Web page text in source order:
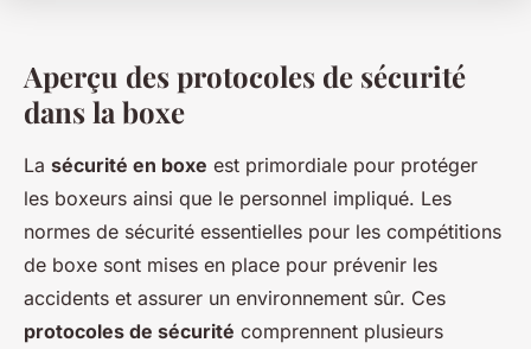
Aperçu des protocoles de sécurité
dans la boxe
La sécurité en boxe est primordiale pour protéger
les boxeurs ainsi que le personnel impliqué. Les
normes de sécurité essentielles pour les compétitions
de boxe sont mises en place pour prévenir les
accidents et assurer un environnement sûr. Ces
protocoles de sécurité comprennent plusieurs